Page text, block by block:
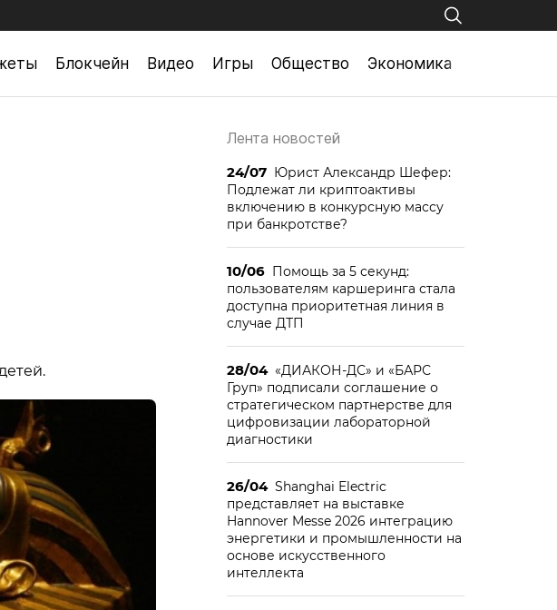
Блокчейн Видео Игры Общество Экономика
Лента новостей
24/07 Юрист Александр Шефер:
Подлежат ли криптоактивы
включению в конкурсную массу
при банкротстве?
10/06 Помощь за 5 секунд:
пользователям каршеринга стала
доступна приоритетная линия в
случае ДТП
28/04 «ДИАКОН-ДС» и «БАРС
Груп» подписали соглашение о
стратегическом партнерстве для
цифровизации лабораторной
диагностики
26/04 Shanghai Electric
представляет на выставке
Hannover Messe 2026 интеграцию
энергетики и промышленности на
основе искусственного
интеллекта